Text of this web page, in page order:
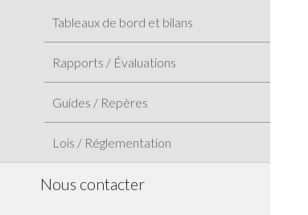
Tableaux de bord et bilans
Rapports / Évaluations
Guides / Repères
Lois / Réglementation
Nous contacter